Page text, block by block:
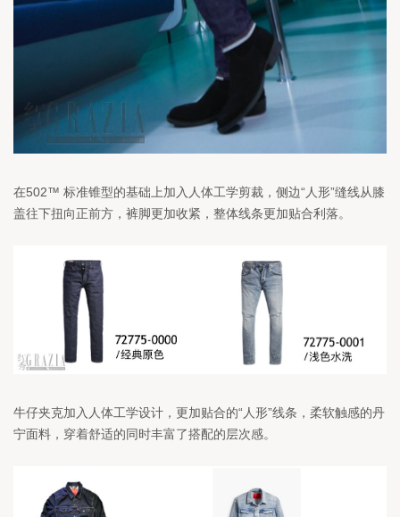
在502™ 标准锥型的基础上加入人体工学剪裁，侧边“人形”缝线从膝
盖往下扭向正前方，裤脚更加收紧，整体线条更加贴合利落。
牛仔夹克加入人体工学设计，更加贴合的“人形”线条，柔软触感的丹
宁面料，穿着舒适的同时丰富了搭配的层次感。